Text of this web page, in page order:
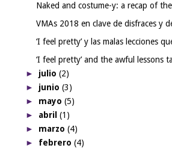
Naked and costume-y: a recap of
VMAs 2018 en clave de disfraces y
‘I feel pretty’ y las malas lecciones
‘I feel pretty’ and the awful lessons
► julio (2)
► junio (3)
► mayo (5)
► abril (1)
► marzo (4)
► febrero (4)